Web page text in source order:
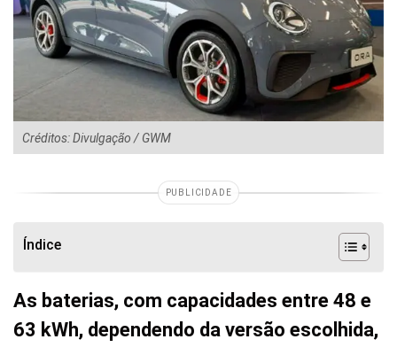
Créditos: Divulgação / GWM
PUBLICIDADE
Índice
As baterias, com capacidades entre 48 e
63 kWh, dependendo da versão escolhida,